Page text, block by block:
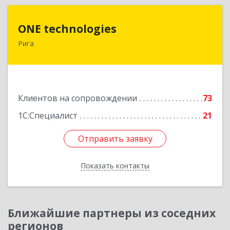
ONE technologies
Рига
Клиентов на сопровождении
73
1С:Специалист
21
Отправить заявку
Показать контакты
Отправить заявку
Назад
Ближайшие партнеры из соседних
регионов